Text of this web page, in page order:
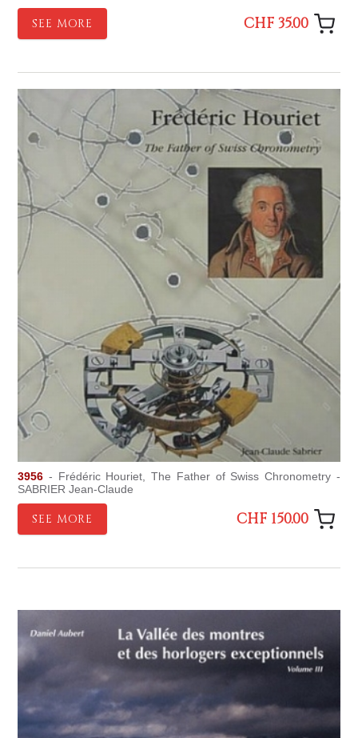
SEE MORE CHF 35.00
3956 - Frédéric Houriet, The Father of Swiss Chronometry -
SABRIER Jean-Claude
SEE MORE CHF 150.00